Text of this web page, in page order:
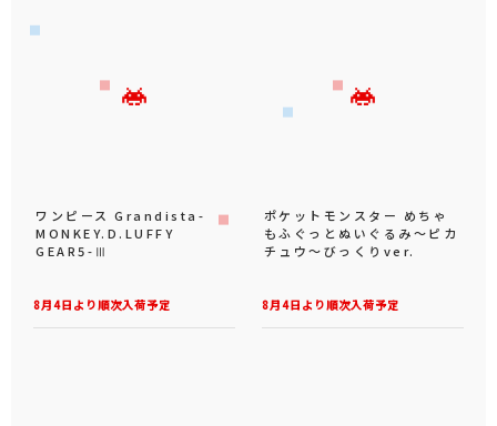
8月4日より順次入荷予定
ワンピース Grandista-
MONKEY.D.LUFFY
GEAR5-Ⅲ
8月4日より順次入荷予定
ポケットモンスター めちゃ
もふぐっとぬいぐるみ～ピカ
チュウ～びっくりver.